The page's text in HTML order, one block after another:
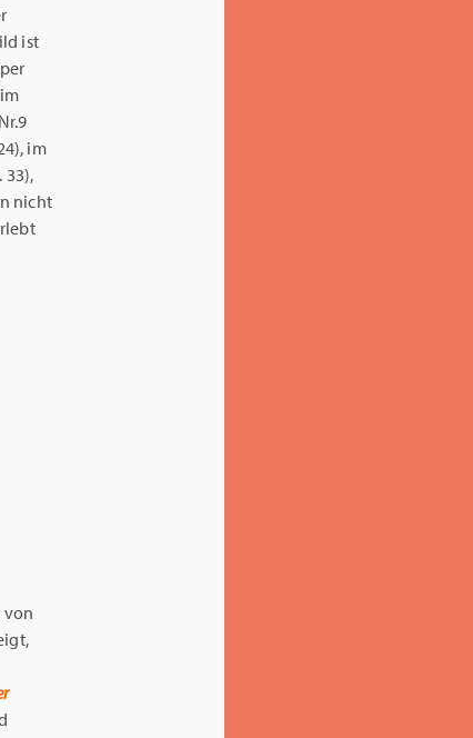
ist
im
33),
nicht
von